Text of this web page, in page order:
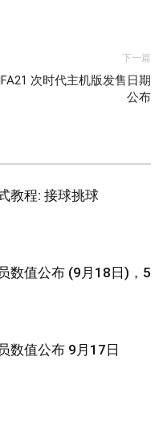
下一篇
次时代主机版发售日期
公布
教程: 接球挑球
数值公布 (9月18日)，5
数值公布 9月17日